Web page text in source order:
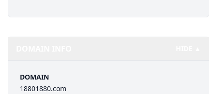
DOMAIN
18801880.com